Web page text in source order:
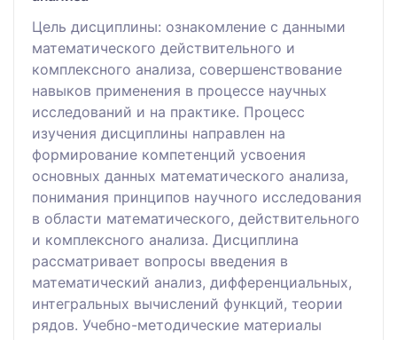
Цель дисциплины: ознакомление с данными
математического действительного и
комплексного анализа, совершенствование
навыков применения в процессе научных
исследований и на практике. Процесс
изучения дисциплины направлен на
формирование компетенций усвоения
основных данных математического анализа,
понимания принципов научного исследования
в области математического, действительного
и комплексного анализа. Дисциплина
рассматривает вопросы введения в
математический анализ, дифференциальных,
интегральных вычислений функций, теории
рядов. Учебно-методические материалы